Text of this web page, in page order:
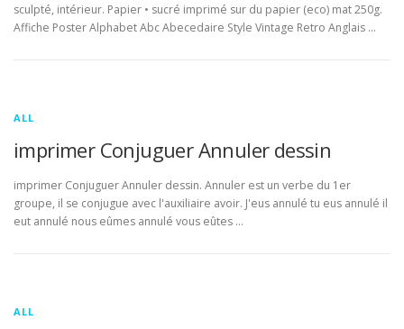
sculpté, intérieur. Papier • sucré imprimé sur du papier (eco) mat 250g.
Affiche Poster Alphabet Abc Abecedaire Style Vintage Retro Anglais …
ALL
imprimer Conjuguer Annuler dessin
imprimer Conjuguer Annuler dessin. Annuler est un verbe du 1er
groupe, il se conjugue avec l'auxiliaire avoir. J'eus annulé tu eus annulé il
eut annulé nous eûmes annulé vous eûtes …
ALL